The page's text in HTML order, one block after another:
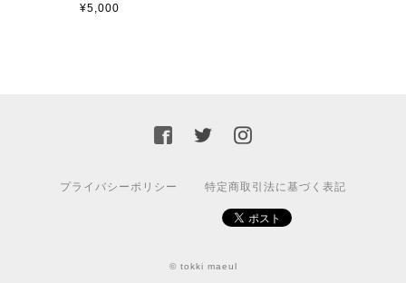
¥5,000
プライバシーポリシー 特定商取引法に基づく表記
© tokki maeul